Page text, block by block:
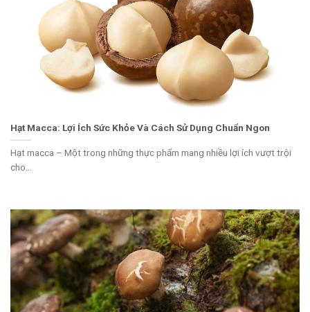
Hạt Macca: Lợi Ích Sức Khỏe Và Cách Sử Dụng Chuẩn Ngon
Hạt macca – Một trong những thực phẩm mang nhiều lợi ích vượt trội
cho...